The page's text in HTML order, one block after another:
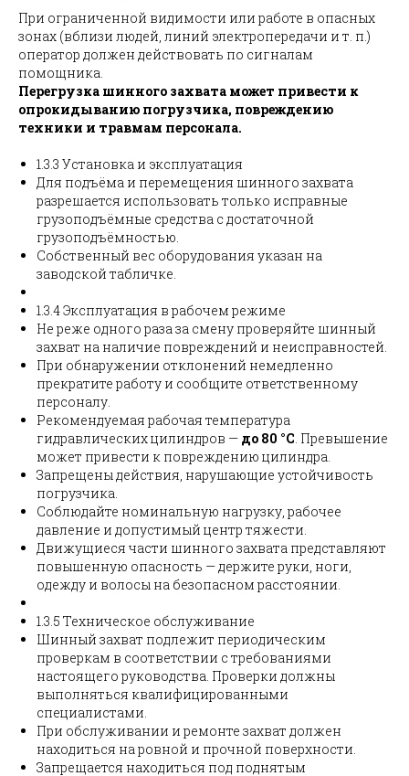
При ограниченной видимости или работе в опасных
зонах (вблизи людей, линий электропередачи и т. п.)
оператор должен действовать по сигналам
помощника.
Перегрузка шинного захвата может привести к
опрокидыванию погрузчика, повреждению
техники и травмам персонала.
1.3.3 Установка и эксплуатация
Для подъёма и перемещения шинного захвата
разрешается использовать только исправные
грузоподъёмные средства с достаточной
грузоподъёмностью.
Собственный вес оборудования указан на
заводской табличке.
1.3.4 Эксплуатация в рабочем режиме
Не реже одного раза за смену проверяйте шинный
захват на наличие повреждений и неисправностей.
При обнаружении отклонений немедленно
прекратите работу и сообщите ответственному
персоналу.
Рекомендуемая рабочая температура
гидравлических цилиндров — до 80 °C. Превышение
может привести к повреждению цилиндра.
Запрещены действия, нарушающие устойчивость
погрузчика.
Соблюдайте номинальную нагрузку, рабочее
давление и допустимый центр тяжести.
Движущиеся части шинного захвата представляют
повышенную опасность — держите руки, ноги,
одежду и волосы на безопасном расстоянии.
1.3.5 Техническое обслуживание
Шинный захват подлежит периодическим
проверкам в соответствии с требованиями
настоящего руководства. Проверки должны
выполняться квалифицированными
специалистами.
При обслуживании и ремонте захват должен
находиться на ровной и прочной поверхности.
Запрещается находиться под поднятым